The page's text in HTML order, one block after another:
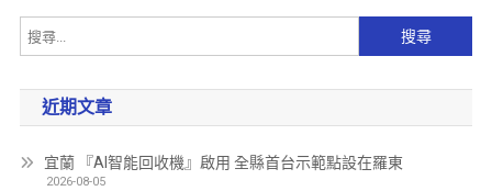
近期文章
宜蘭 『AI智能回收機』啟用 全縣首台示範點設在羅東
2026-08-05